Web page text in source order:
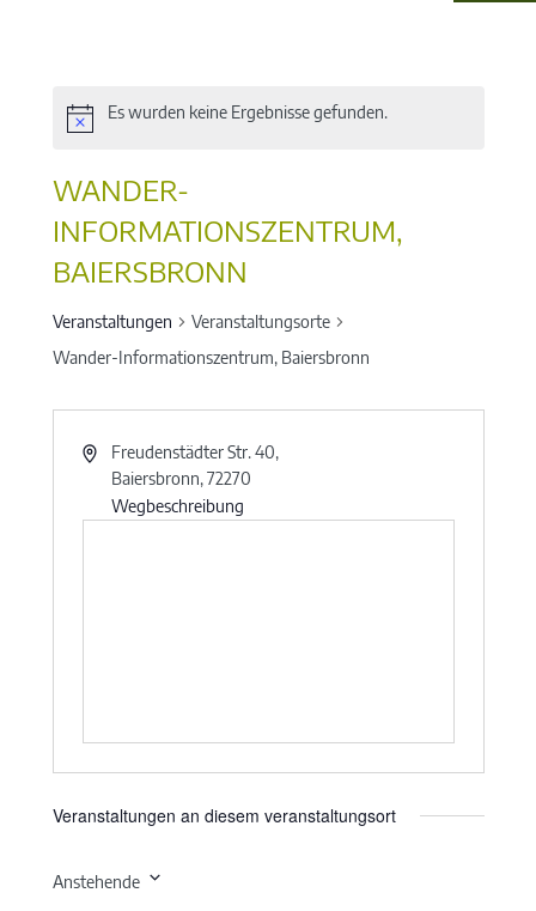
Es wurden keine Ergebnisse gefunden.
WANDER-
INFORMATIONSZENTRUM,
BAIERSBRONN
Veranstaltungen
Veranstaltungsorte
Wander-Informationszentrum, Baiersbronn
Freudenstädter Str. 40,
Baiersbronn,72270
Wegbeschreibung
Veranstaltungen an diesem veranstaltungsort
Anstehende